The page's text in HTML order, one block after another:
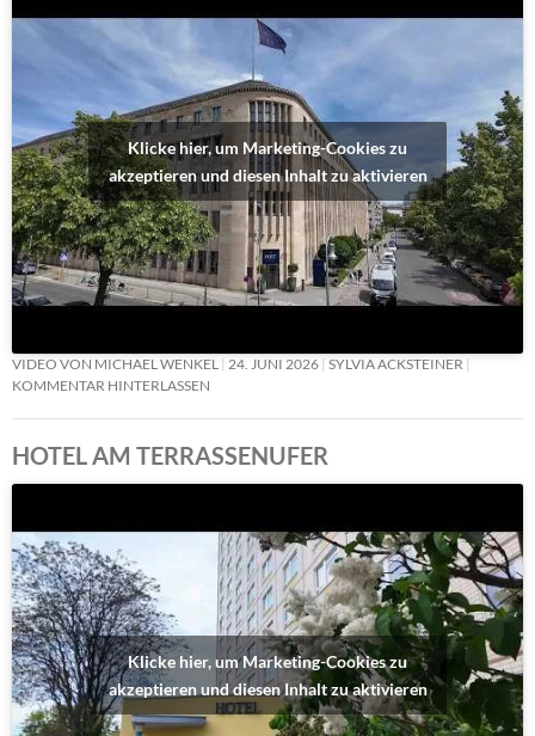
Klicke hier, um Marketing-Cookies zu
akzeptieren und diesen Inhalt zu aktivieren
VIDEO VON MICHAEL WENKEL 24. JUNI 2026 SYLVIA ACKSTEINER
KOMMENTAR HINTERLASSEN
HOTEL AM TERRASSENUFER
Klicke hier, um Marketing-Cookies zu
akzeptieren und diesen Inhalt zu aktivieren